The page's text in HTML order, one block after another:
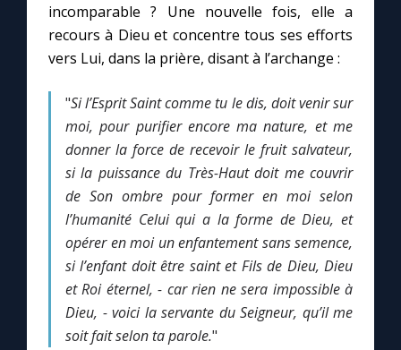
incomparable ? Une nouvelle fois, elle a
recours à Dieu et concentre tous ses efforts
vers Lui, dans la prière, disant à l’archange :
"Si l’Esprit Saint comme tu le dis, doit venir sur
moi, pour purifier encore ma nature, et me
donner la force de recevoir le fruit salvateur,
si la puissance du Très-Haut doit me couvrir
de Son ombre pour former en moi selon
l’humanité Celui qui a la forme de Dieu, et
opérer en moi un enfantement sans semence,
si l’enfant doit être saint et Fils de Dieu, Dieu
et Roi éternel, - car rien ne sera impossible à
Dieu, - voici la servante du Seigneur, qu’il me
soit fait selon ta parole."